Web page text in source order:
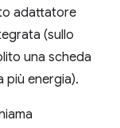
adattatore
(sullo
una scheda
più energia).